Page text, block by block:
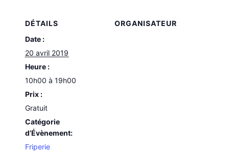
DÉTAILS
Date :
20 avril 2019
Heure :
10h00 à 19h00
Prix :
Gratuit
Catégorie
d’Évènement:
Friperie
ORGANISATEUR